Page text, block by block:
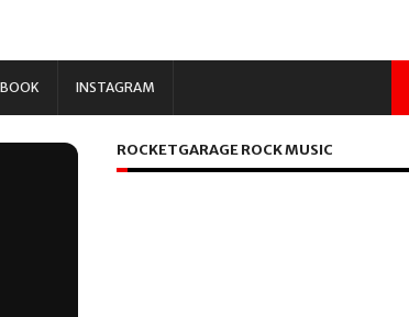
INSTAGRAM
ROCKETGARAGE ROCK MUSIC